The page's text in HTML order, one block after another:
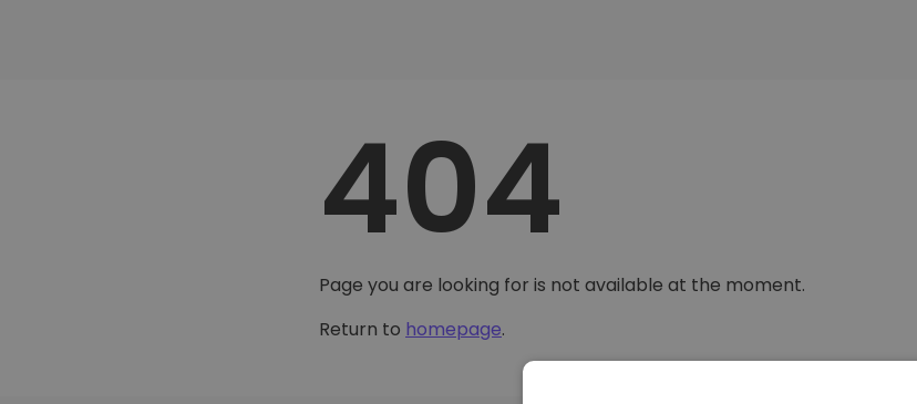
404
Page you are looking for is not available at the moment.
Return to homepage.